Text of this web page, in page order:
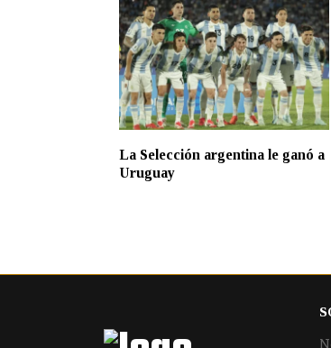
La Selección argentina le ganó a
Uruguay